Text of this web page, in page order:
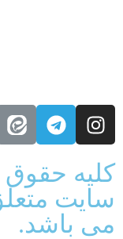
مادی
به